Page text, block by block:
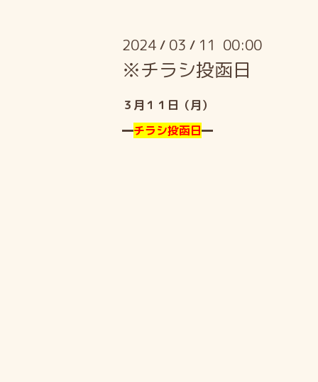
2024 / 03 / 11 00:00
※チラシ投函日
３月１１日（月）
━チラシ投函日━